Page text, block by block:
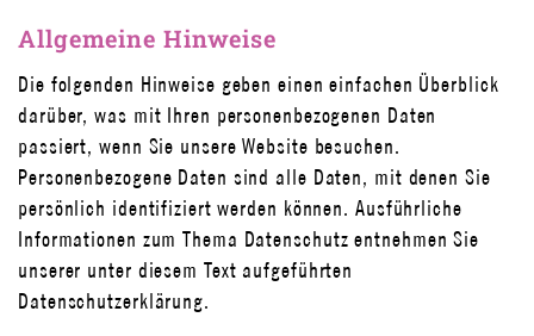
Allgemeine Hinweise
Die folgenden Hinweise geben einen einfachen Überblick
darüber, was mit Ihren personenbezogenen Daten
passiert, wenn Sie unsere Website besuchen.
Personenbezogene Daten sind alle Daten, mit denen Sie
persönlich identifiziert werden können. Ausführliche
Informationen zum Thema Datenschutz entnehmen Sie
unserer unter diesem Text aufgeführten
Datenschutzerklärung.